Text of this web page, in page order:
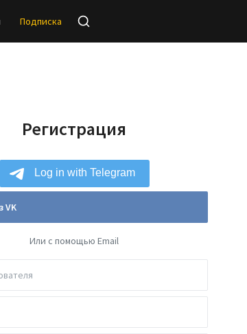
Подписка
Регистрация
VK
Или с помощью Email